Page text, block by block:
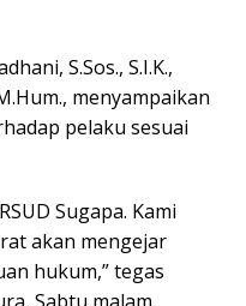
S.Sos., S.I.K.,
menyampaikan
pelaku sesuai
Sugapa. Kami
akan mengejar
hukum,” tegas